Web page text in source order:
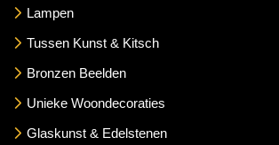
Lampen
Tussen Kunst & Kitsch
Bronzen Beelden
Unieke Woondecoraties
Glaskunst & Edelstenen